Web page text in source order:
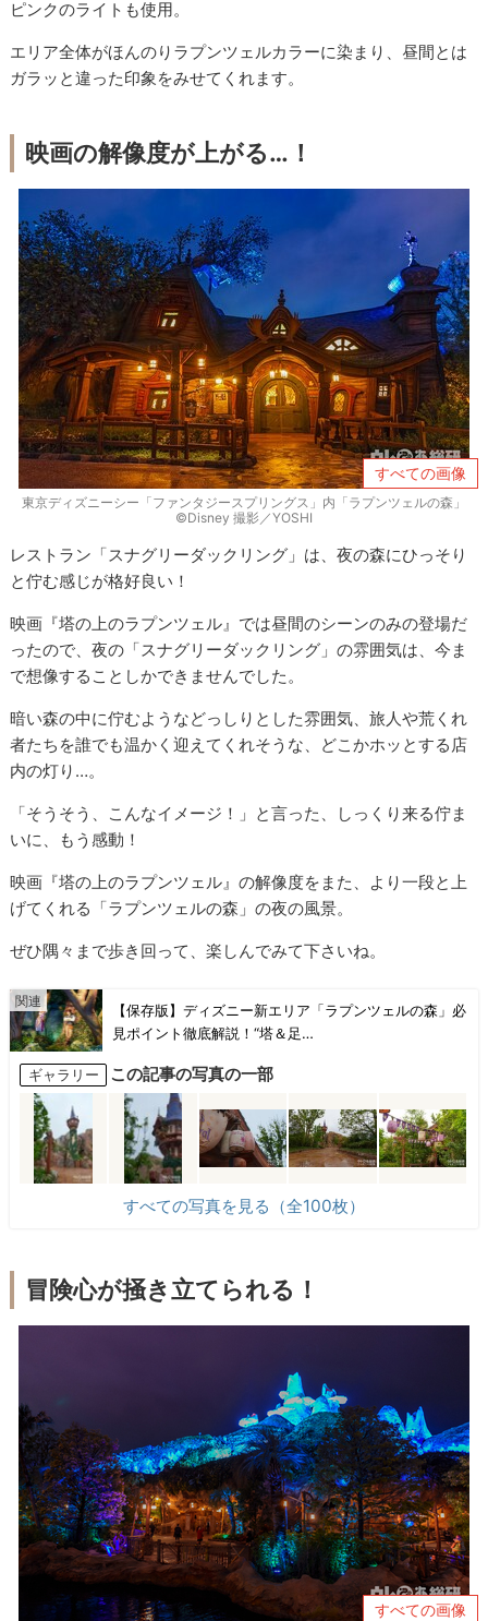
ピンクのライトも使用。
エリア全体がほんのりラプンツェルカラーに染まり、昼間とは
ガラッと違った印象をみせてくれます。
映画の解像度が上がる…！
すべての画像
東京ディズニーシー「ファンタジースプリングス」内「ラプンツェルの森」
©Disney 撮影／YOSHI
レストラン「スナグリーダックリング」は、夜の森にひっそり
と佇む感じが格好良い！
映画『塔の上のラプンツェル』では昼間のシーンのみの登場だ
ったので、夜の「スナグリーダックリング」の雰囲気は、今ま
で想像することしかできませんでした。
暗い森の中に佇むようなどっしりとした雰囲気、旅人や荒くれ
者たちを誰でも温かく迎えてくれそうな、どこかホッとする店
内の灯り…。
「そうそう、こんなイメージ！」と言った、しっくり来る佇ま
いに、もう感動！
映画『塔の上のラプンツェル』の解像度をまた、より一段と上
げてくれる「ラプンツェルの森」の夜の風景。
ぜひ隅々まで歩き回って、楽しんでみて下さいね。
【保存版】ディズニー新エリア「ラプンツェルの森」必
見ポイント徹底解説！“塔＆足…
ギャラリー この記事の写真の一部
すべての写真を見る（全100枚）
冒険心が掻き立てられる！
すべての画像